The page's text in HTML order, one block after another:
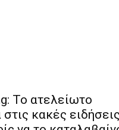
Το ατελείωτο
κακές